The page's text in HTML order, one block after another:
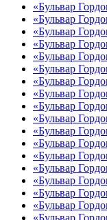
«Бульвар
«Бульвар
«Бульвар
«Бульвар
«Бульвар
«Бульвар
«Бульвар
«Бульвар
«Бульвар
«Бульвар
«Бульвар
«Бульвар
«Бульвар
«Бульвар
«Бульвар
«Бульвар
«Бульвар
«Бульвар